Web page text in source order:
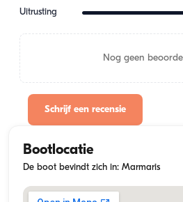
Uitrusting
Nog geen
Schrijf een recensie
Bootlocatie
De boot bevindt zich in: Marmaris